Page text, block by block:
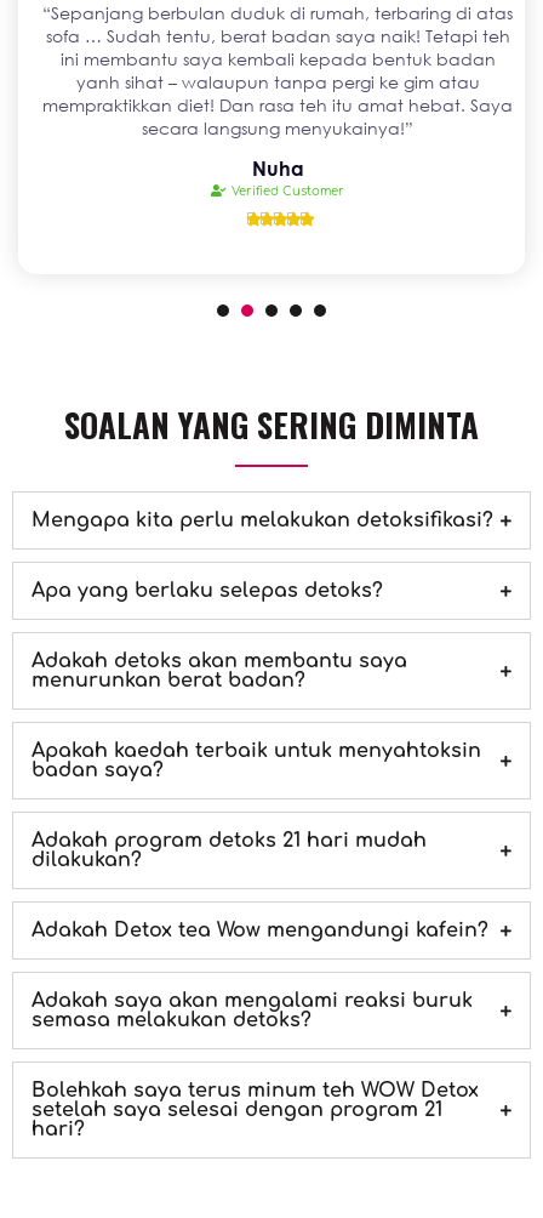
“Sepanjang berbulan duduk di rumah, terbaring di atas
sofa … Sudah tentu, berat badan saya naik! Tetapi teh
ini membantu saya kembali kepada bentuk badan
yanh sihat – walaupun tanpa pergi ke gim atau
mempraktikkan diet! Dan rasa teh itu amat hebat. Saya
secara langsung menyukainya!”
Nuha
Verified Customer
    
SOALAN YANG SERING DIMINTA
Mengapa kita perlu melakukan detoksifikasi?
Apa yang berlaku selepas detoks?
Adakah detoks akan membantu saya
menurunkan berat badan?
Apakah kaedah terbaik untuk menyahtoksin
badan saya?
Adakah program detoks 21 hari mudah
dilakukan?
Adakah Detox tea Wow mengandungi kafein?
Adakah saya akan mengalami reaksi buruk
semasa melakukan detoks?
Bolehkah saya terus minum teh WOW Detox
setelah saya selesai dengan program 21
hari?